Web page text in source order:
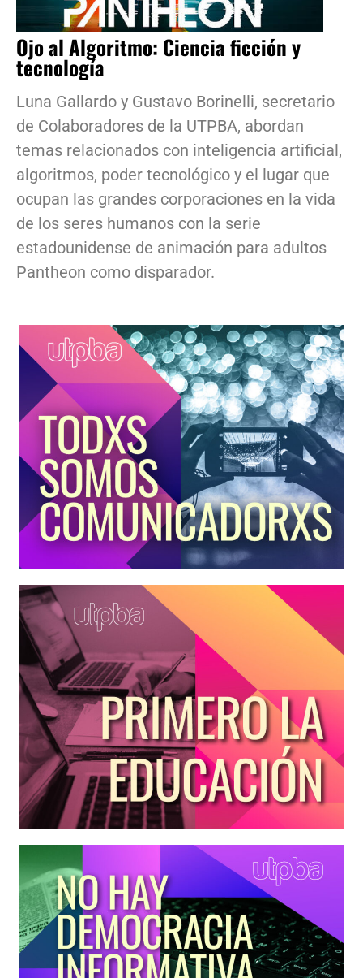
Ojo al Algoritmo: Ciencia ficción y
tecnología
Luna Gallardo y Gustavo Borinelli, secretario
de Colaboradores de la UTPBA, abordan
temas relacionados con inteligencia artificial,
algoritmos, poder tecnológico y el lugar que
ocupan las grandes corporaciones en la vida
de los seres humanos con la serie
estadounidense de animación para adultos
Pantheon como disparador.